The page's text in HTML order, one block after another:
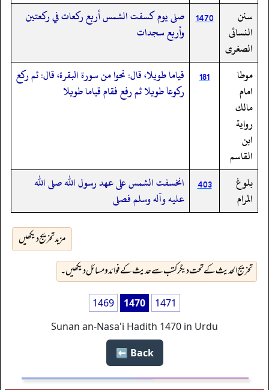
سنن
النسائى
الصغرى
1470 صلى يوم كسفت الشمس أربع ركعات في ركعتين
وأربع سجدات
موطا
امام
مالك
رواية
ابن
القاسم
181
قياما طويلا، قال: نحوا من سورة البقرة، قال: ثم ركع
ركوعا طويلا ثم رفع فقام قياما طويلا
بلوغ
المرام
403
انخسفت الشمس على عهد رسول الله صلى الله
عليه وآله وسلم فصلى
مزید تخریج دیکھیں
تخریج الحدیث کے تحت دیگر کتب سے حدیث کے فوائد و مسائل دیکھیں۔
1469 1470
1471
Sunan an-Nasa'i Hadith 1470 in Urdu
Back ⬅️